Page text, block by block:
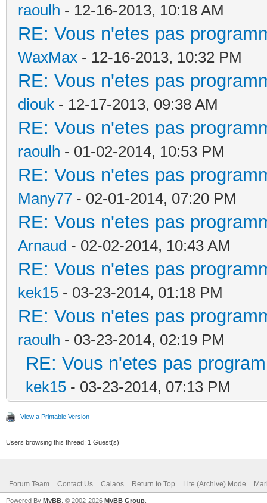
raoulh - 12-16-2013, 10:18 AM
RE: Vous n'etes pas
WaxMax - 12-16-2013, 10:32 PM
RE: Vous n'etes pas
diouk - 12-17-2013, 09:38 AM
RE: Vous n'etes pas
raoulh - 01-02-2014, 10:53 PM
RE: Vous n'etes pas
Many77 - 02-01-2014, 07:20 PM
RE: Vous n'etes pas
Arnaud - 02-02-2014, 10:43 AM
RE: Vous n'etes pas
kek15 - 03-23-2014, 01:18 PM
RE: Vous n'etes pas
raoulh - 03-23-2014, 02:19 PM
RE: Vous n'etes pas
kek15 - 03-23-2014, 07:13 PM
View a Printable Version
Users browsing this thread: 1 Guest(s)
Forum Team Contact Us Calaos Return to Top Lite (Archive) Mode
Powered By MyBB , © 2002-2026 MyBB Group